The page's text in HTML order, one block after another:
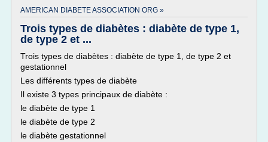
AMERICAN DIABETE ASSOCIATION ORG »
Trois types de diabètes : diabète de type 1,
de type 2 et ...
Trois types de diabètes : diabète de type 1, de type 2 et
gestationnel
Les différents types de diabète
Il existe 3 types principaux de diabète :
le diabète de type 1
le diabète de type 2
le diabète gestationnel